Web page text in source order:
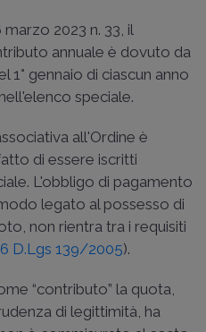
marzo 2023 n. 33, il
annuale è dovuto da
gennaio di ciascun anno
speciale.
all'Ordine è
di essere iscritti
L'obbligo di pagamento
legato al possesso di
non rientra tra i requisiti
D.Lgs 139/2005).
“contributo” la quota,
di legittimità, ha